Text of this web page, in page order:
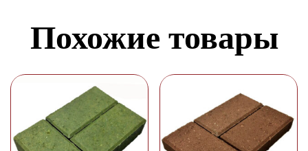
Похожие товары